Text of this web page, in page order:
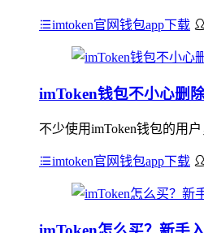
imtoken官网钱包app下载
imToken钱包不小心删
不少使用imToken钱包的用
imtoken官网钱包app下载